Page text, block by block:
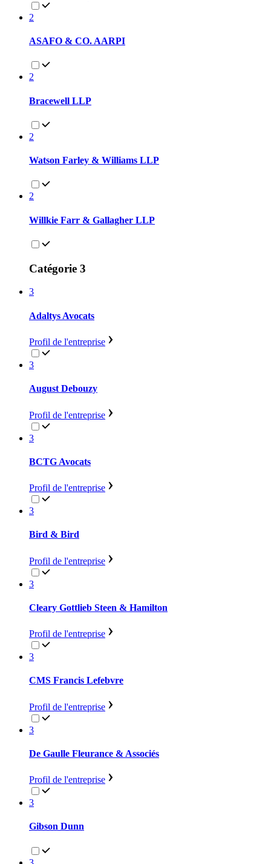
2
ASAFO & CO. AARPI
2
Bracewell LLP
2
Watson Farley & Williams LLP
2
Willkie Farr & Gallagher LLP
Catégorie 3
3
Adaltys Avocats
Profil de l'entreprise
3
August Debouzy
Profil de l'entreprise
3
BCTG Avocats
Profil de l'entreprise
3
Bird & Bird
Profil de l'entreprise
3
Cleary Gottlieb Steen & Hamilton
Profil de l'entreprise
3
CMS Francis Lefebvre
Profil de l'entreprise
3
De Gaulle Fleurance & Associés
Profil de l'entreprise
3
Gibson Dunn